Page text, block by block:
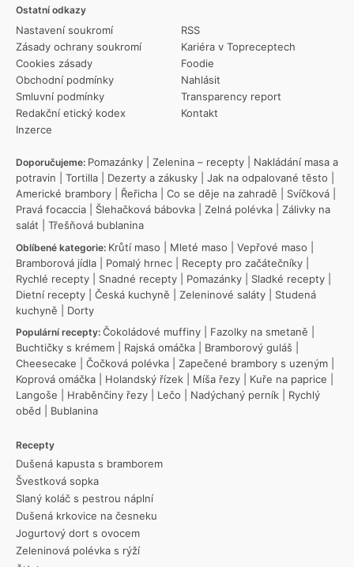
Ostatní odkazy
Nastavení soukromí
Zásady ochrany soukromí
Cookies zásady
Obchodní podmínky
Smluvní podmínky
Redakční etický kodex
Inzerce
RSS
Kariéra v Topreceptech
Foodie
Nahlásit
Transparency report
Kontakt
Doporučujeme: Pomazánky Zelenina – recepty
Nakládání masa a
potravin
Tortilla Dezerty a zákusky Jak na odpalované těsto
Americké brambory
Řeřicha Co se děje na zahradě Svíčková
Pravá focaccia
Šlehačková bábovka Zelná polévka
Zálivky na
salát
Třešňová bublanina
Oblíbené kategorie: Krůtí maso Mleté maso Vepřové maso
Bramborová jídla
Pomalý hrnec Recepty pro začátečníky
Rychlé recepty
Snadné recepty Pomazánky Sladké recepty
Dietní recepty
Česká kuchyně Zeleninové saláty
Studená
kuchyně
Dorty
Populární recepty: Čokoládové muffiny Fazolky na smetaně
Buchtičky s krémem
Rajská omáčka Bramborový guláš
Cheesecake
Čočková polévka Zapečené brambory s uzeným
Koprová omáčka
Holandský řízek Míša řezy Kuře na paprice
Langoše
Hraběnčiny řezy Lečo Nadýchaný perník
Rychlý
oběd
Bublanina
Recepty
Dušená kapusta s bramborem
Švestková sopka
Slaný koláč s pestrou náplní
Dušená krkovice na česneku
Jogurtový dort s ovocem
Zeleninová polévka s rýží